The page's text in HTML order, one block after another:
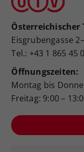
Österreichischer
Eisgrubengasse
Tel.: +43 1 865 45
Öffnungszeiten:
Montag bis
Freitag: 9:00 –